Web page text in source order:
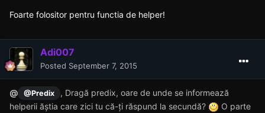
Foarte folositor pentru functia de helper!
Adi007
Posted September 7, 2015
@ @Predix
, Dragă predix, oare de unde se informează
helperii ăștia care zici tu că-ți răspund la secundă?
O parte